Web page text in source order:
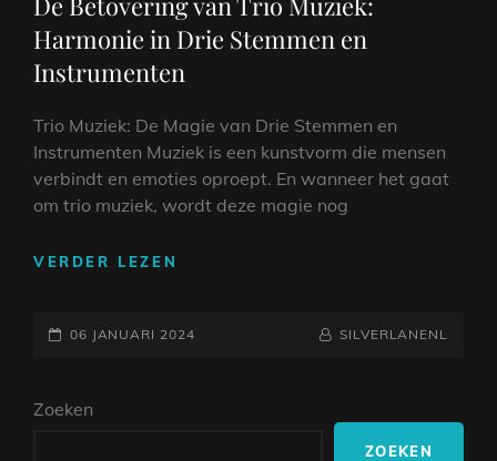
Harmonie in Drie Stemmen en
Instrumenten
Trio Muziek: De Magie van Drie Stemmen en
Instrumenten Muziek is een kunstvorm die mensen
verbindt en emoties oproept. En wanneer het gaat
om trio muziek, wordt deze magie nog
VERDER LEZEN
TRIO
GEPLAATST
06 JANUARI 2024 NAAMREGEL
BYLINE
SILVERLANENL
Zoeken
ZOEKEN